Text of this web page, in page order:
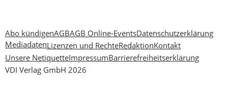
Abo kündigenAGBAGB Online-EventsDatenschutzerklärung
MediadatenLizenzen und RechteRedaktionKontakt
Unsere NetiquetteImpressumBarrierefreiheitserklärung
VDI Verlag GmbH 2026